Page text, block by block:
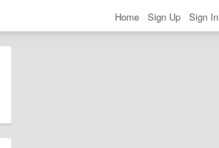
Home Sign Up Sign In